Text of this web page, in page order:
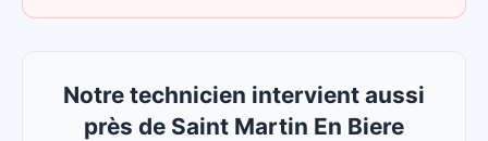
Notre technicien intervient aussi
près de Saint Martin En Biere